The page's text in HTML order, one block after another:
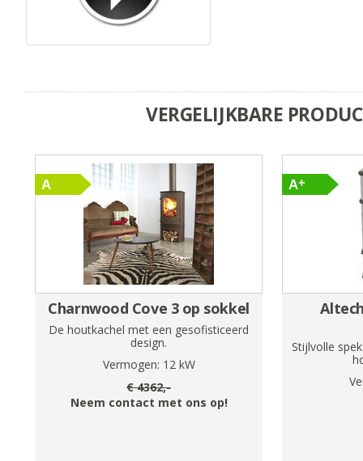
VERGELIJKBARE
Charnwood Cove 3 op sokkel
De houtkachel met een gesofisticeerd
design.
Vermogen: 12 kW
€4362,-
Neem contact met ons op!
Stijlvolle